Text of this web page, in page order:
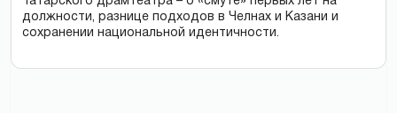
должности, разнице подходов в Челнах и Казани и
сохранении национальной идентичности.